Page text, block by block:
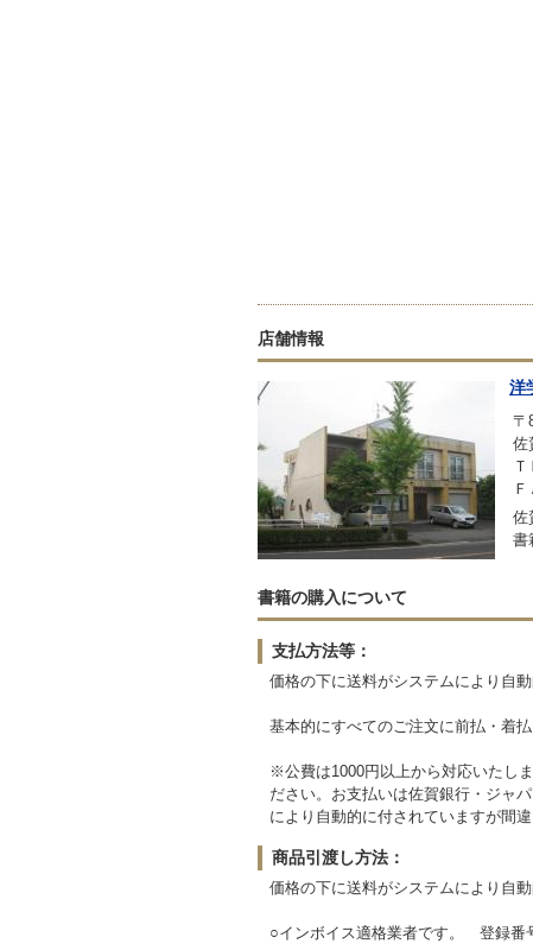
店舗情報
洋
〒
佐
佐
書
書籍の購入について
支払方法等：
価格の下に送料がシステムにより自
基本的にすべてのご注文に前払・着
※公費は1000円以上から対応いたし
ださい。お支払いは佐賀銀行・ジャ
により自動的に付されていますが間
商品引渡し方法：
価格の下に送料がシステムにより自
○インボイス適格業者です。 登録番